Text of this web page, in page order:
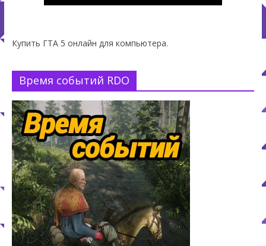
Купить ГТА 5 онлайн для компьютера.
Время событий RDO